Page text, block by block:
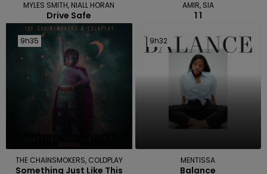
MYLES SMITH, NIALL HORAN
Drive Safe
AMIR, SIA
1 1
9h35
9h35
THE CHAINSMOKERS, COLDPLAY
Something Just Like This
9h32
9h32
MENTISSA
Balance